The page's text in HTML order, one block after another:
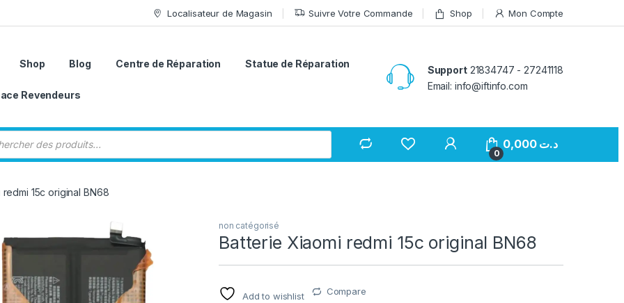
Localisateur de Magasin Suivre Votre Commande Shop Mon Compte
Shop Blog Centre de Réparation Statue de Réparation
Revendeurs
Support21834747 - 27241118
Email: info@iftinfo.com
0
د.ت 0,000
15c original BN68
non catégorisé
Batterie Xiaomi redmi 15c original BN68
Add to wishlist Compare